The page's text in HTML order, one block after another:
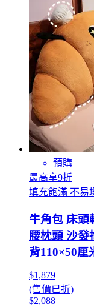
預購
最高享9折
填充飽滿 不易
牛角包 床頭
腰枕頭 沙發
背110×50厘
$1,879
(售價已折)
$2,088